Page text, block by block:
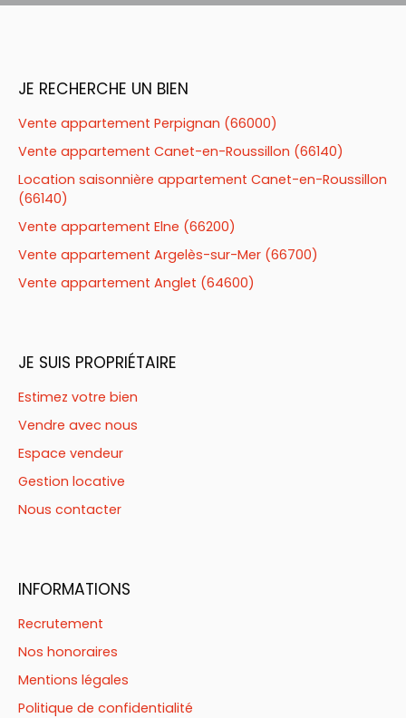
JE RECHERCHE UN BIEN
Vente appartement Perpignan (66000)
Vente appartement Canet-en-Roussillon (66140)
Location saisonnière appartement Canet-en-Roussillon
(66140)
Vente appartement Elne (66200)
Vente appartement Argelès-sur-Mer (66700)
Vente appartement Anglet (64600)
JE SUIS PROPRIÉTAIRE
Estimez votre bien
Vendre avec nous
Espace vendeur
Gestion locative
Nous contacter
INFORMATIONS
Recrutement
Nos honoraires
Mentions légales
Politique de confidentialité